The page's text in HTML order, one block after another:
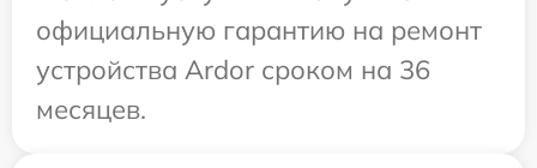
официальную гарантию на ремонт
устройства Ardor сроком на 36
месяцев.